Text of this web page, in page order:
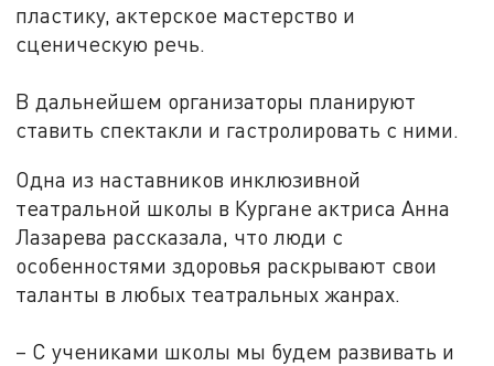
пластику, актерское мастерство и
сценическую речь.
В дальнейшем организаторы планируют
ставить спектакли и гастролировать с ними.
Одна из наставников инклюзивной
театральной школы в Кургане актриса Анна
Лазарева рассказала, что люди с
особенностями здоровья раскрывают свои
таланты в любых театральных жанрах.
– С учениками школы мы будем развивать и